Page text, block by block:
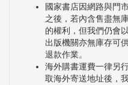
國家書店因網路與門
之後，若內含售盡無
的權利，但我們仍會
出版機關亦無庫存可
退款作業。
海外購書運費一律另
取海外寄送地址後，